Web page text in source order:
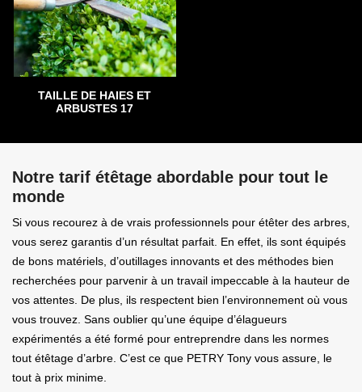
TAILLE DE HAIES ET
ARBUSTES 17
Notre tarif étêtage abordable pour tout le
monde
Si vous recourez à de vrais professionnels pour étêter des arbres,
vous serez garantis d’un résultat parfait. En effet, ils sont équipés
de bons matériels, d’outillages innovants et des méthodes bien
recherchées pour parvenir à un travail impeccable à la hauteur de
vos attentes. De plus, ils respectent bien l’environnement où vous
vous trouvez. Sans oublier qu’une équipe d’élagueurs
expérimentés a été formé pour entreprendre dans les normes
tout étêtage d’arbre. C’est ce que PETRY Tony vous assure, le
tout à prix minime.